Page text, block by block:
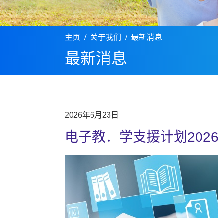
主页 关于我们 最新消息
最新消息
2026年6月23日
电子教．学支援计划2026